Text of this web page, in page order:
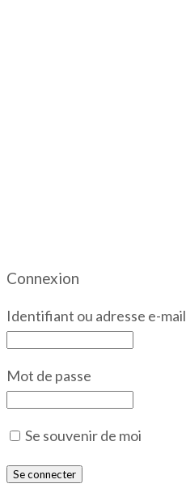
Connexion
Identifiant ou adresse e-mail
Mot de passe
Se souvenir de moi